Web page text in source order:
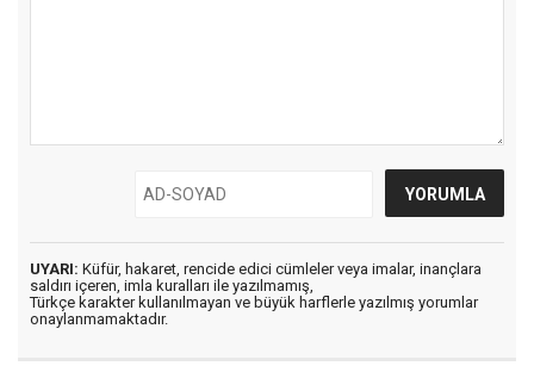
UYARI: Küfür, hakaret, rencide edici cümleler veya imalar, inançlara
saldırı içeren, imla kuralları ile yazılmamış,
Türkçe karakter kullanılmayan ve büyük harflerle yazılmış yorumlar
onaylanmamaktadır.